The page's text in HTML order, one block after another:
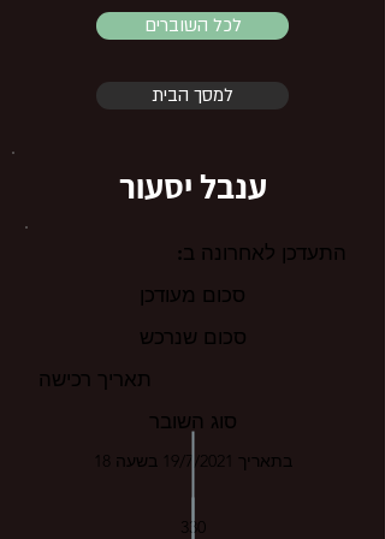
לכל השוברים
למסך הבית
ענבל יסעור
התעדכן לאחרונה ב:
סכום מעודכן
סכום שנרכש
תאריך רכישה
סוג השובר
בתאריך 19/7/2021 בשעה 18
330